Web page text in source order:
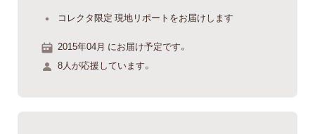
コレクタ限定 現地リポートをお届けします
2015年04月 にお届け予定です。
8人が応援しています。